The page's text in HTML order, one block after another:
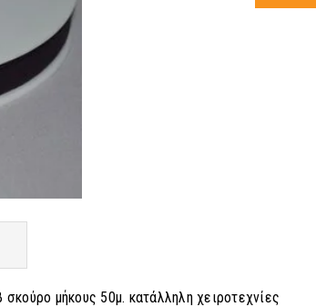
μήκους 50μ. κατάλληλη χειροτεχνίες